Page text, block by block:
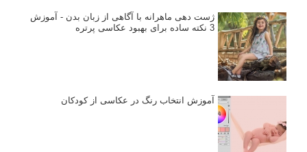
ژست دهی ماهرانه با آگاهی از زبان بدن - آموزش
3 نکته ساده برای بهبود عکاسی پرتره
آموزش انتخاب رنگ در عکاسی از کودکان